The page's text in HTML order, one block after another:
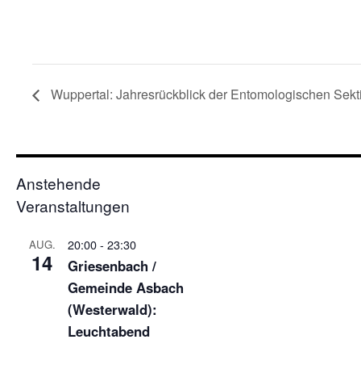
Wuppertal: Jahresrückblick der Entomologischen
Anstehende
Veranstaltungen
AUG.
14
20:00- 23:30
Griesenbach /
Gemeinde Asbach
(Westerwald):
Leuchtabend